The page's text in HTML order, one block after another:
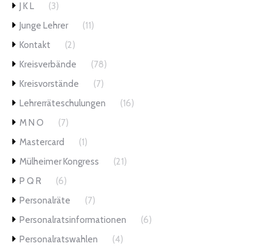
J K L
(3)
Junge Lehrer
(11)
Kontakt
(2)
Kreisverbände
(78)
Kreisvorstände
(7)
Lehrerräteschulungen
(16)
M N O
(7)
Mastercard
(1)
Mülheimer Kongress
(21)
P Q R
(6)
Personalräte
(7)
Personalratsinformationen
(6)
Personalratswahlen
(4)